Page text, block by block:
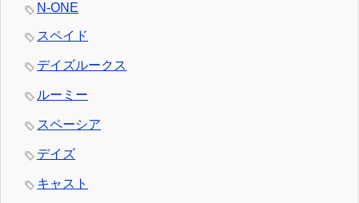
N-ONE
スペイド
デイズルークス
ルーミー
スペーシア
デイズ
キャスト